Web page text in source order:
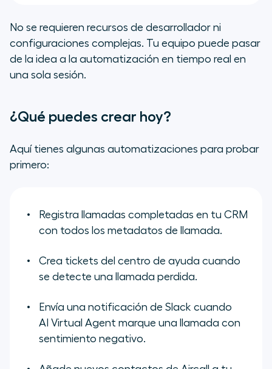
No se requieren recursos de desarrollador ni
configuraciones complejas. Tu equipo puede pasar
de la idea a la automatización en tiempo real en
una sola sesión.
¿Qué puedes crear hoy?
Aquí tienes algunas automatizaciones para probar
primero:
Registra llamadas completadas en tu CRM
con todos los metadatos de llamada.
Crea tickets del centro de ayuda cuando
se detecte una llamada perdida.
Envía una notificación de Slack cuando
AI Virtual Agent marque una llamada con
sentimiento negativo.